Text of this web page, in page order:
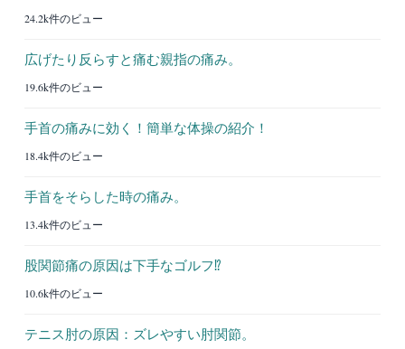
24.2k件のビュー
広げたり反らすと痛む親指の痛み。
19.6k件のビュー
手首の痛みに効く！簡単な体操の紹介！
18.4k件のビュー
手首をそらした時の痛み。
13.4k件のビュー
股関節痛の原因は下手なゴルフ⁉︎
10.6k件のビュー
テニス肘の原因：ズレやすい肘関節。